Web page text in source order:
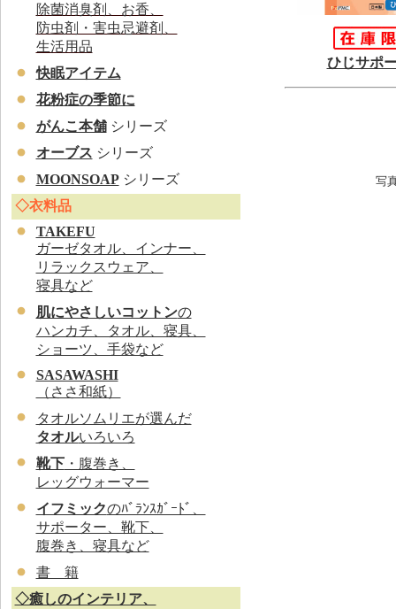
除菌消臭剤、お香、
防虫剤・害虫忌避剤、
生活用品
快眠アイテム
花粉症の季節に
がんこ本舗 シリーズ
オーブス シリーズ
MOONSOAP シリーズ
◇衣料品
TAKEFU
ガーゼタオル、インナー、
リラックスウェア、
寝具など
肌にやさしいコットンの
ハンカチ、タオル、寝具、
ショーツ、手袋など
SASAWASHI
（ささ和紙）
タオルソムリエが選んだ
タオルいろいろ
靴下・腹巻き、
レッグウォーマー
イフミックのﾊﾞﾗﾝｽｶﾞｰﾄﾞ、
サポーター、靴下、
腹巻き、寝具など
書 籍
◇癒しのインテリア、
ひじサポ
写